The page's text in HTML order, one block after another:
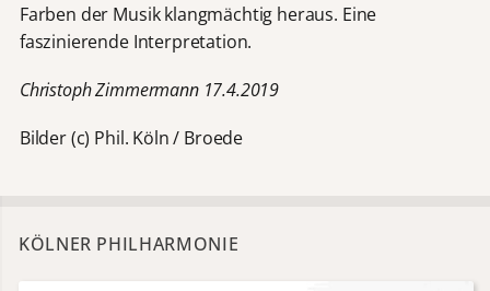
Farben der Musik klangmächtig heraus. Eine
faszinierende Interpretation.
Christoph Zimmermann 17.4.2019
Bilder (c) Phil. Köln / Broede
KÖLNER PHILHARMONIE